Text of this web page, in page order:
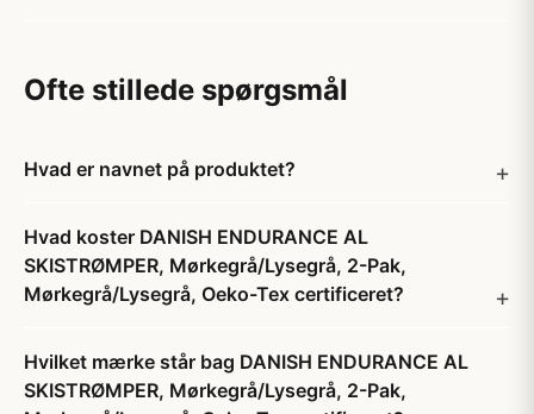
Ofte stillede spørgsmål
Hvad er navnet på produktet?
Hvad koster DANISH ENDURANCE AL
SKISTRØMPER, Mørkegrå/Lysegrå, 2-Pak,
Mørkegrå/Lysegrå, Oeko-Tex certificeret?
Hvilket mærke står bag DANISH ENDURANCE AL
SKISTRØMPER, Mørkegrå/Lysegrå, 2-Pak,